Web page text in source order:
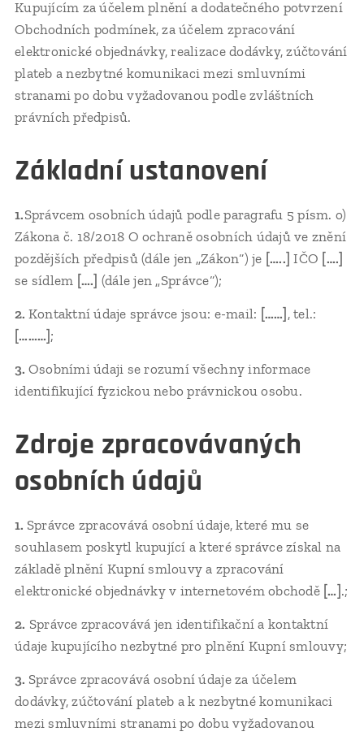
Kupujícím za účelem plnění a dodatečného potvrzení
Obchodních podmínek, za účelem zpracování
elektronické objednávky, realizace dodávky, zúčtování
plateb a nezbytné komunikaci mezi smluvními
stranami po dobu vyžadovanou podle zvláštních
právních předpisů.
Základní ustanovení
1.Správcem osobních údajů podle paragrafu 5 písm. o)
Zákona č. 18/2018 O ochraně osobních údajů ve znění
pozdějších předpisů (dále jen „Zákon“) je […..] IČO [….]
se sídlem [….] (dále jen „Správce“);
2. Kontaktní údaje správce jsou: e-mail: [……] , tel.:
[………] ;
3. Osobními údaji se rozumí všechny informace
identifikující fyzickou nebo právnickou osobu.
Zdroje zpracovávaných
osobních údajů
1. Správce zpracovává osobní údaje, které mu se
souhlasem poskytl kupující a které správce získal na
základě plnění Kupní smlouvy a zpracování
elektronické objednávky v internetovém obchodě […] .;
2. Správce zpracovává jen identifikační a kontaktní
údaje kupujícího nezbytné pro plnění Kupní smlouvy;
3. Správce zpracovává osobní údaje za účelem
dodávky, zúčtování plateb a k nezbytné komunikaci
mezi smluvními stranami po dobu vyžadovanou